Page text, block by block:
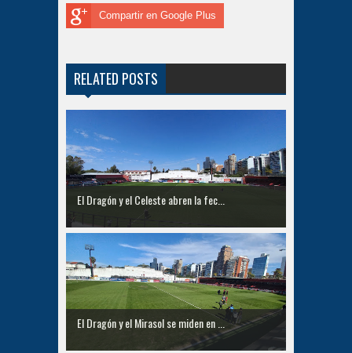
Compartir en Google Plus
RELATED POSTS
El Dragón y el Celeste abren la fec...
El Dragón y el Mirasol se miden en ...